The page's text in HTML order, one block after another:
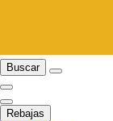
Buscar
Rebajas